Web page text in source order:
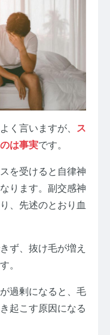
く言いますが、
ス
は事実です。
を受けると自律神
ります。副交感神
、先述のとおり血
ず、抜け毛が増え
。
過剰になると、毛
起こす原因になる